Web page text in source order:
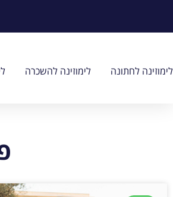
לימוזינה לחתונה לימוזינה להשכרה